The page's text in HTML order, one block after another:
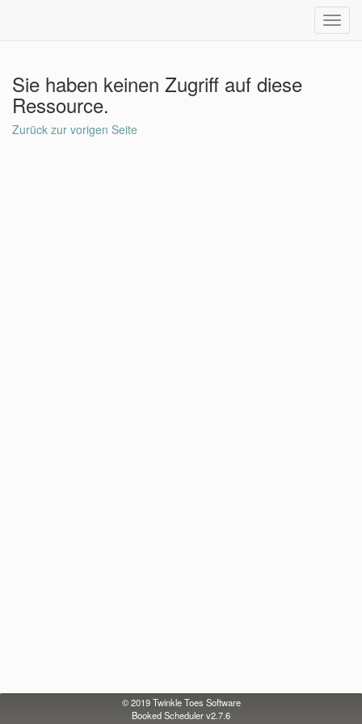
Sie haben keinen Zugriff auf diese
Ressource.
Zurück zur vorigen Seite
© 2019Twinkle Toes Software
Booked Scheduler v2.7.6